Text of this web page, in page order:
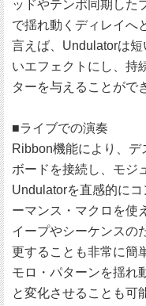
ッドやテンポ同期した
で揺れ動くディレイへ
言えば、Undulatorは
いエフェクトにし、持
ターを与えることがで
■ライブでの演奏
Ribbon機能により、
ボードを接続し、モジ
Undulatorを直感的に
ーマンス・マクロを使
イープやシーケンスの
更することも非常に簡
モロ・パターンを揺れ
と変化させることも可